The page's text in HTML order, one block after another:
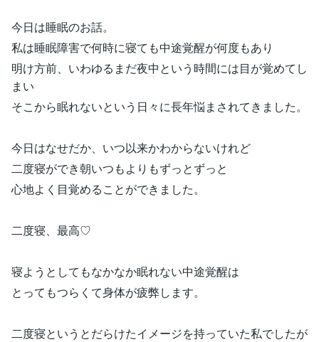
今日は睡眠のお話。
私は睡眠障害で何時に寝ても中途覚醒が何度もあり
明け方前、いわゆるまだ夜中という時間には目が覚めてし
まい
そこから眠れないという日々に長年悩まされてきました。
今日はなせだか、いつ以来かわからないけれど
二度寝ができ朝いつもよりもずっとずっと
心地よく目覚めることができました。
二度寝、最高♡
寝ようとしてもなかなか眠れない中途覚醒は
とってもつらくて身体が疲弊します。
二度寝というとだらけたイメージを持っていた私でしたが